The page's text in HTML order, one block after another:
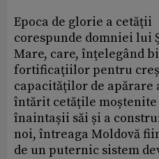
Epoca de glorie a cetăţii
corespunde domniei lui
Mare, care, înţelegând
fortificaţiilor pentru
capacităţilor de apărare
întărit cetăţile moștenite
înaintașii săi și a
noi, întreaga Moldovă
de un puternic sistem